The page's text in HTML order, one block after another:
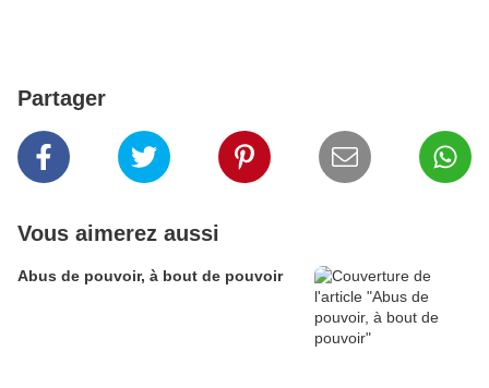
Partager
Vous aimerez aussi
Abus de pouvoir, à bout de pouvoir